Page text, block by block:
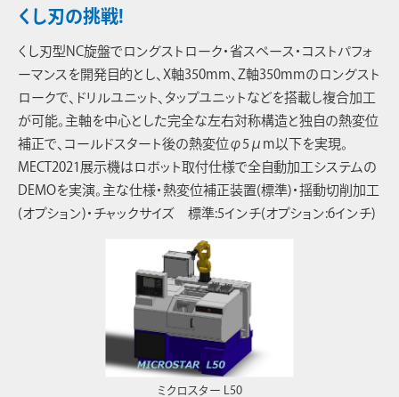
くし刃の挑戦!
くし刃型NC旋盤でロングストローク・省スペース・コストパフォ
ーマンスを開発目的とし、X軸350mm、Z軸350mmのロングスト
ロークで、ドリルユニット、タップユニットなどを搭載し複合加工
が可能。主軸を中心とした完全な左右対称構造と独自の熱変位
補正で、コールドスタート後の熱変位φ5μm以下を実現。
MECT2021展示機はロボット取付仕様で全自動加工システムの
DEMOを実演。主な仕様・熱変位補正装置(標準)・揺動切削加工
(オプション)・チャックサイズ 標準:5インチ(オプション:6インチ)
ミクロスター L50